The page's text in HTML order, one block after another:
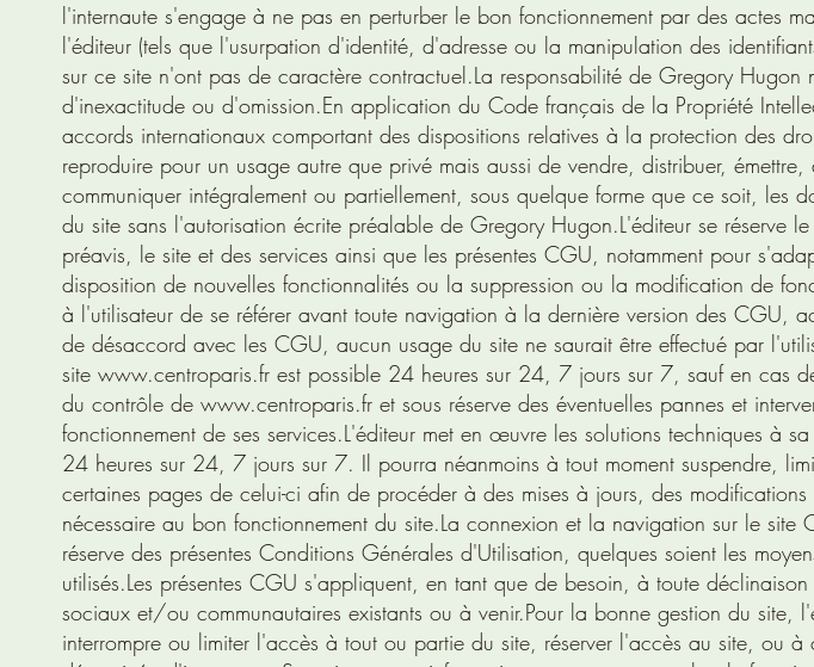
l'internaute s'engage à ne pas en perturber le bon fonctionnement par des actes
l'éditeur (tels que l'usurpation d'identité, d'adresse ou la manipulation des
sur ce site n'ont pas de caractère contractuel.La responsabilité de Gregory Hugon
d'inexactitude ou d'omission.En application du Code français de la Propriété
accords internationaux comportant des dispositions relatives à la protection des
reproduire pour un usage autre que privé mais aussi de vendre, distribuer,
communiquer intégralement ou partiellement, sous quelque forme que ce soit, les
du site sans l'autorisation écrite préalable de Gregory Hugon.L'éditeur se réserve
préavis, le site et des services ainsi que les présentes CGU, notamment pour
disposition de nouvelles fonctionnalités ou la suppression ou la modification de
à l'utilisateur de se référer avant toute navigation à la dernière version des CGU,
de désaccord avec les CGU, aucun usage du site ne saurait être effectué par
sitewww.centroparis.fr est possible 24 heures sur 24, 7 jours sur 7, sauf en cas
du contrôle dewww.centroparis.fr et sous réserve des éventuelles pannes et
fonctionnement de ses services.L'éditeur met en œuvre les solutions techniques à
24 heures sur 24, 7 jours sur 7. Il pourra néanmoins à tout moment suspendre,
certaines pages de celui-ci afin de procéder à des mises à jours, des
nécessaire au bon fonctionnement du site.La connexion et la navigation sur le site
réserve des présentes Conditions Générales d'Utilisation, quelques soient les
utilisés.Les présentes CGU s'appliquent, en tant que de besoin, à toute
sociaux et/ou communautaires existants ou à venir.Pour la bonne gestion du site,
interrompre ou limiter l'accès à tout ou partie du site, réserver l'accès au site, ou